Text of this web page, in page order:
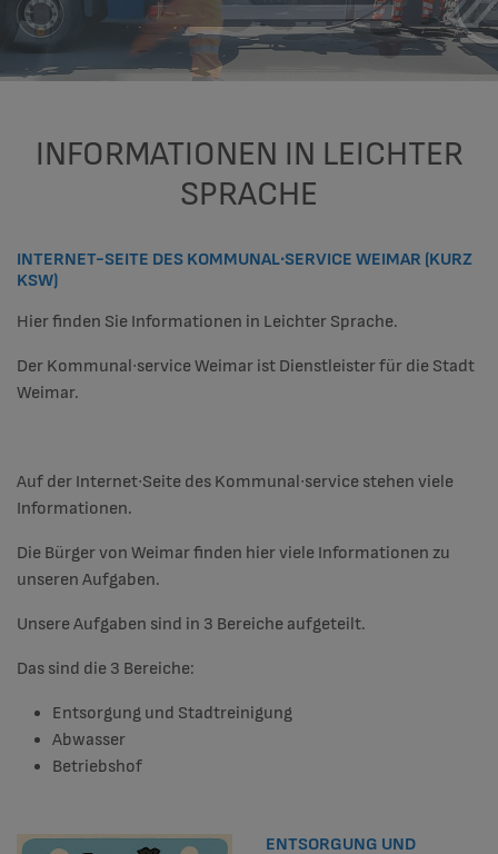
INFORMATIONEN IN LEICHTER
SPRACHE
INTERNET-SEITE DES KOMMUNAL∙SERVICE WEIMAR (KURZ
KSW)
Hier finden Sie Informationen in Leichter Sprache.
Der Kommunal∙service Weimar ist Dienstleister für die Stadt
Weimar.
Auf der Internet∙Seite des Kommunal∙service stehen viele
Informationen.
Die Bürger von Weimar finden hier viele Informationen zu
unseren Aufgaben.
Unsere Aufgaben sind in 3 Bereiche aufgeteilt.
Das sind die 3 Bereiche:
Entsorgung und Stadtreinigung
Abwasser
Betriebshof
ENTSORGUNG UND
Öffentliche Toiletten
Häufige Fragen